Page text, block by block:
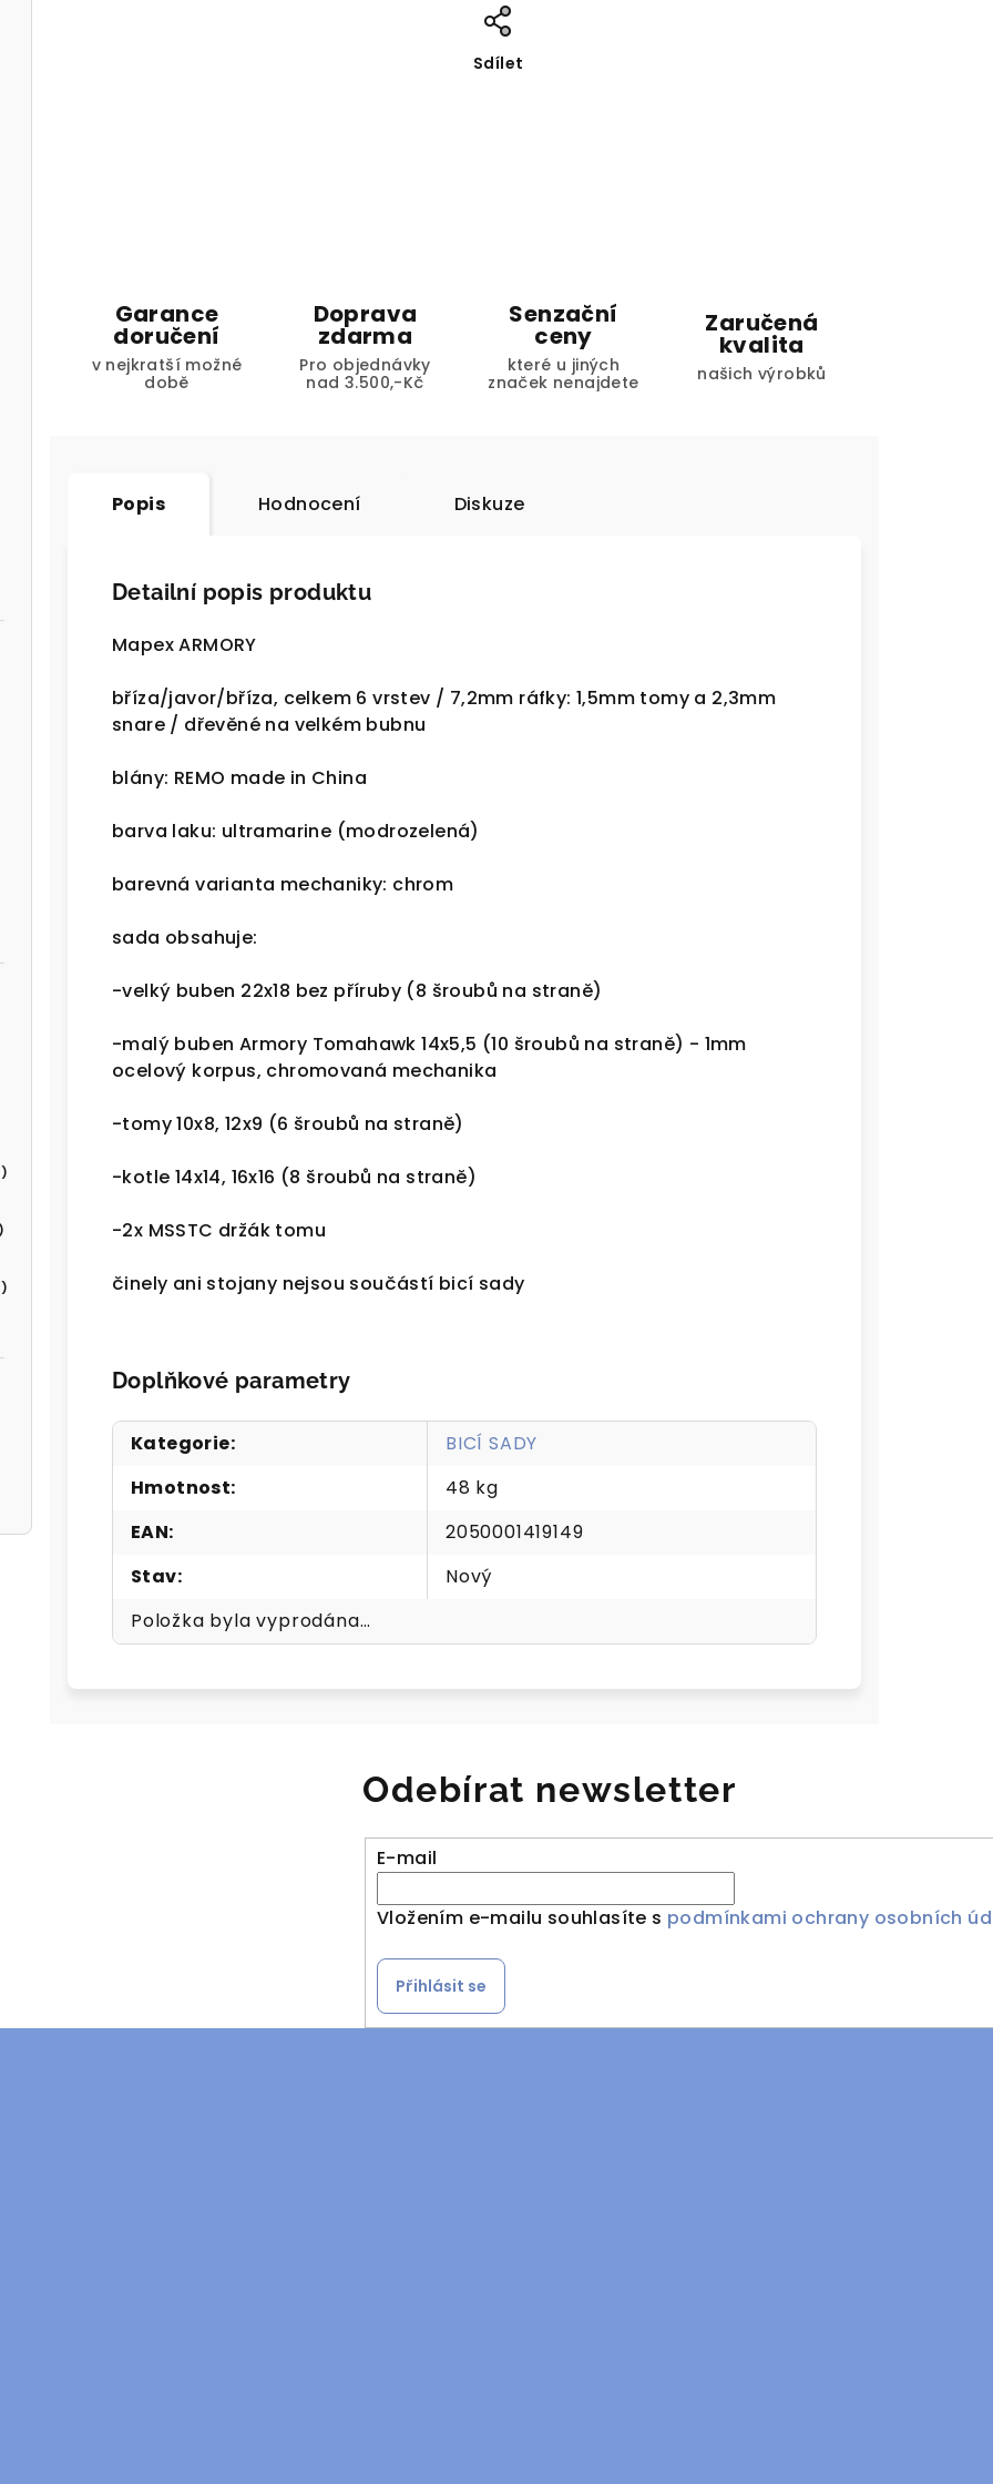
Sdílet
Garance
doručení
v nejkratší možné
době
Doprava
zdarma
Pro objednávky
nad 3.500,-Kč
Senzační
ceny
které u jiných
značek nenajdete
Zaručená
kvalita
našich výrobků
Popis Hodnocení Diskuze
Detailní popis produktu
Mapex ARMORY
bříza/javor/bříza, celkem 6 vrstev / 7,2mm ráfky: 1,5mm tomy a 2,3mm
snare / dřevěné na velkém bubnu
blány: REMO made in China
barva laku: ultramarine (modrozelená)
barevná varianta mechaniky: chrom
sada obsahuje:
-velký buben 22x18 bez příruby (8 šroubů na straně)
-malý buben Armory Tomahawk 14x5,5 (10 šroubů na straně) - 1mm
ocelový korpus, chromovaná mechanika
-tomy 10x8, 12x9 (6 šroubů na straně)
-kotle 14x14, 16x16 (8 šroubů na straně)
-2x MSSTC držák tomu
činely ani stojany nejsou součástí bicí sady
Doplňkové parametry
Kategorie:
BICÍ SADY
Hmotnost:
48 kg
EAN:
2050001419149
Stav:
Nový
Položka byla vyprodána…
Odebírat newsletter
E-mail
Vložením e-mailu souhlasíte s podmínkami ochrany osobních
Přihlásit se